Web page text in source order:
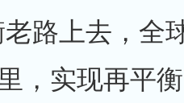
老路上去，全
，实现再平